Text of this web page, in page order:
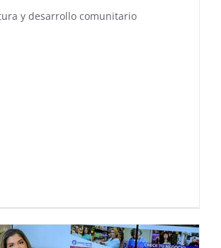
y desarrollo comunitario